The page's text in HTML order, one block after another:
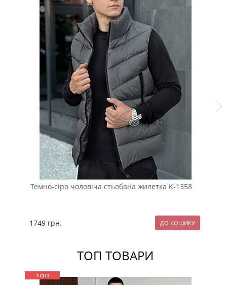
Темно-сіра чоловіча стьобана жилетка К-1358
1749 грн.
ТОП ТОВАРИ